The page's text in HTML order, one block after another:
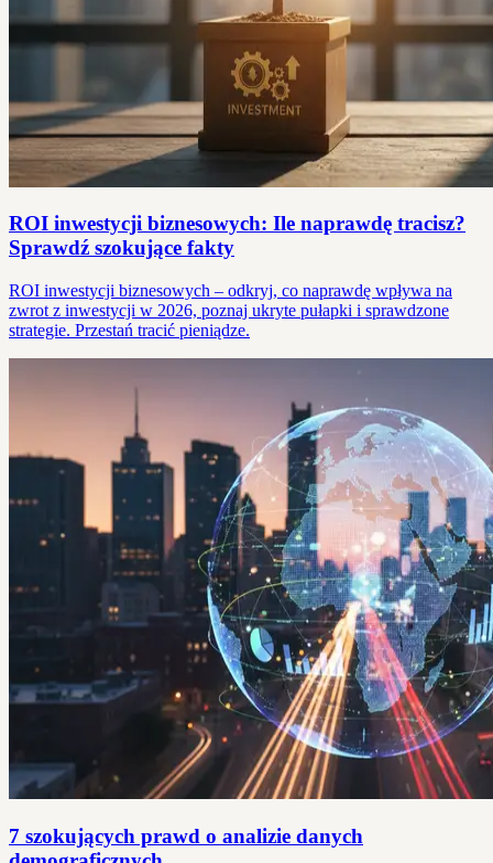
ROI inwestycji biznesowych: Ile naprawdę tracisz?
Sprawdź szokujące fakty
ROI inwestycji biznesowych – odkryj, co naprawdę wpływa na
zwrot z inwestycji w 2026, poznaj ukryte pułapki i sprawdzone
strategie. Przestań tracić pieniądze.
7 szokujących prawd o analizie danych